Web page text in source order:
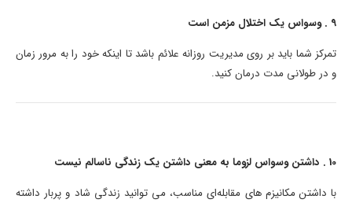
9 . وسواس یک اختلال مزمن است
تمرکز شما باید بر روی مدیریت روزانه علائم باشد تا اینکه خود را به مرور زمان
و در طولانی مدت درمان کنید.
10 . داشتن وسواس لزوما به معنی داشتن یک زندگی ناسالم نیست
با داشتن مکانیزم های مقابله‌ای مناسب، می توانید زندگی شاد و پربار داشته